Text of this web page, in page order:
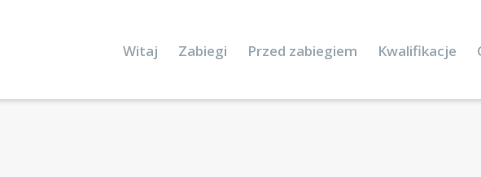
Witaj Zabiegi Przed zabiegiem Kwalifikacje